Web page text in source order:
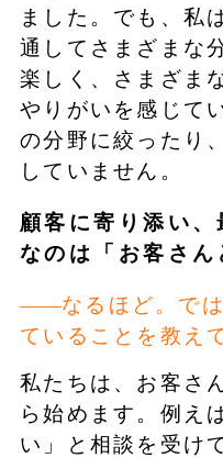
ました。でも、私
通してさまざまな
楽しく、さまざま
やりがいを感じて
の分野に絞ったり
していません。
顧客に寄り添い
なのは「お客さん
なるほど。で
ていることを教え
私たちは、お客さ
ら始めます。例え
い」と相談を受け